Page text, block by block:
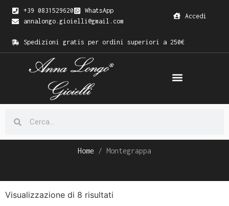
+39 0831529620
WhatsApp
annalongo.gioielli@gmail.com
Accedi
Spedizioni gratis per ordini superiori a 250€
Home / Montegrappa
Visualizzazione di 8 risultati